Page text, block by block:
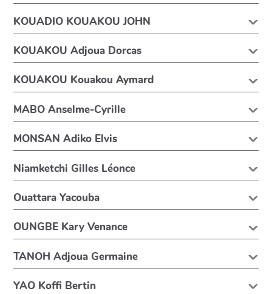
KOUADIO KOUAKOU JOHN
KOUAKOU Adjoua Dorcas
KOUAKOU Kouakou Aymard
MABO Anselme-Cyrille
MONSAN Adiko Elvis
Niamketchi Gilles Léonce
Ouattara Yacouba
OUNGBE Kary Venance
TANOH Adjoua Germaine
YAO Koffi Bertin